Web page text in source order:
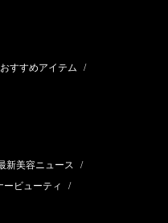
おすすめアイテム /
新美容ニュース /
ービューティ /